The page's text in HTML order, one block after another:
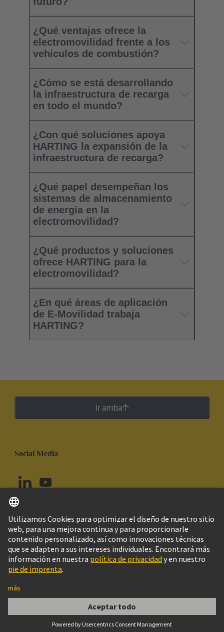
¿Qué ventajas ofrece la
electromovilidad frente a los
vehículos de combustión?
¿Cómo se está desarrollando
la infraestructura de recarga
en todo el mundo?
¿Con qué soluciones apoya
HARTING la expansión de la
infraestructura de recarga?
¿Qué papel desempeñan los
sistemas de almacenamiento
de energía en la
electromovilidad?
¿Qué productos y soluciones
ofrece HARTING para la
electromovilidad?
¿En qué áreas de aplicación
de E-Movilidad trabaja
HARTING?
Ir arriba
Social Media
Chile Español
© Grupo Tecnológico HARTING
Imprint
Aviso Legal WebInformación al cliente